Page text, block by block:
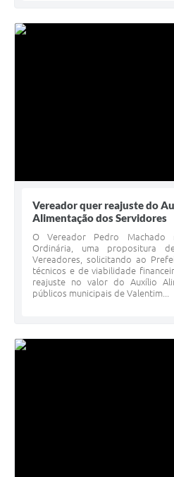
Vereador quer reajuste do
Alimentação dos Servidores
O Vereador Pedro Machado
Ordinária, uma propositura
Vereadores, solicitando ao
técnicos e de viabilidade
reajuste no valor do Auxílio
públicos municipais de Valentim...